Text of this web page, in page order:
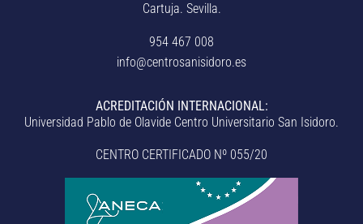
Cartuja. Sevilla.
954 467 008
info@centrosanisidoro.es
ACREDITACIÓN INTERNACIONAL:
Universidad Pablo de Olavide Centro Universitario San Isidoro.
CENTRO CERTIFICADO Nº 055/20